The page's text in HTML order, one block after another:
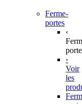
Ferme-
portes
‹
›
Voir
les